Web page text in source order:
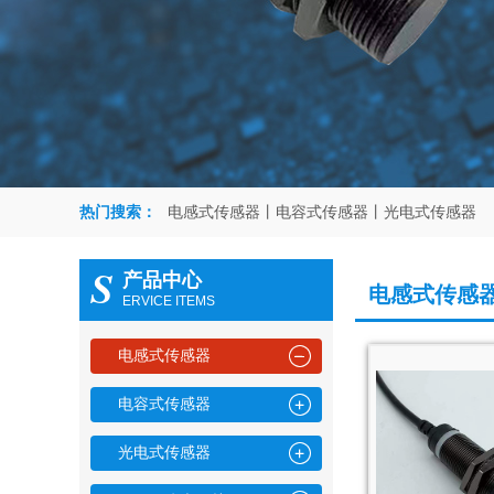
热门搜索： 电感式传感器丨电容式传感器丨光电式传感器
S 产品中心
ERVICE ITEMS
电感式传感器
电容式传感器
光电式传感器
电感式传感